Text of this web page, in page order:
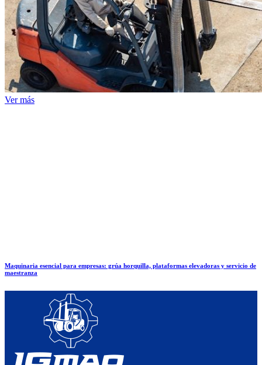
Ver más
Maquinaria esencial para empresas: grúa horquilla, plataformas elevadoras y servicio de
maestranza